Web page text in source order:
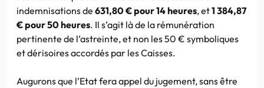
indemnisations de 631,80 € pour 14 heures, et1 384,87
€ pour 50 heures. Il s’agit là de la rémunération
pertinente de l’astreinte, et non les 50 € symboliques
et dérisoires accordés par les Caisses.
Augurons que l’Etat fera appel du jugement, sans être